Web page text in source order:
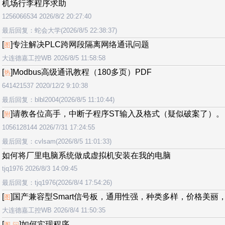
机场行李程序求助
1256066534 2026/8/2 20:27:40
最后回复：蛇会大学(2026/8/5 22:38:37)
[图]专注解决PLC跨网段隔离网络通讯问题
大连德嘉工控WB 2026/8/5 11:58:58
[热]Modbus高级通讯教程（180多页）PDF
641421537 2020/12/2 9:10:38
最后回复：blbl2004(2026/8/5 11:10:44)
[附]请教各位高手，中断子程序ST输入及格式（疑似破案了）。
1056128144 2026/7/31 17:24:55
最后回复：cvlsam(2026/8/5 11:01:33)
如何将厂里电脑系统做成虚拟机安装在我的电脑
tjq1976 2026/8/3 14:09:45
最后回复：tjq1976(2026/8/4 17:54:26)
[图]国产兼容型Smart信号板，通用性强，种类多样，价格美丽
大连德嘉工控WB 2026/8/4 11:50:35